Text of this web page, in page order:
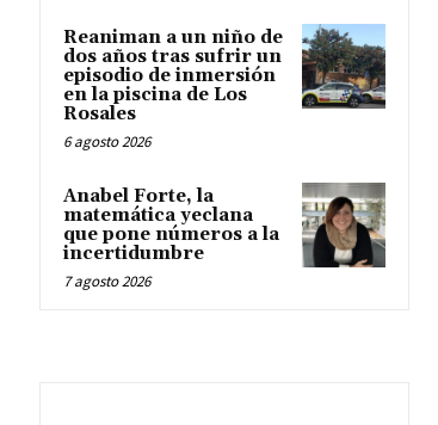
Reaniman a un niño de
dos años tras sufrir un
episodio de inmersión
en la piscina de Los
Rosales
6 agosto 2026
Anabel Forte, la
matemática yeclana
que pone números a la
incertidumbre
7 agosto 2026